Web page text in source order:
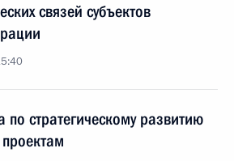
связей субъектов
по стратегическому развитию